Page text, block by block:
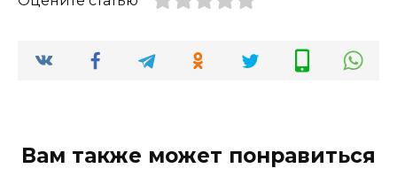
Вам также может понравиться